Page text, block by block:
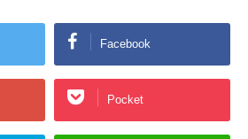
Facebook
Pocket